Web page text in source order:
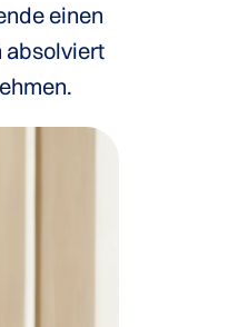
einen
absolviert